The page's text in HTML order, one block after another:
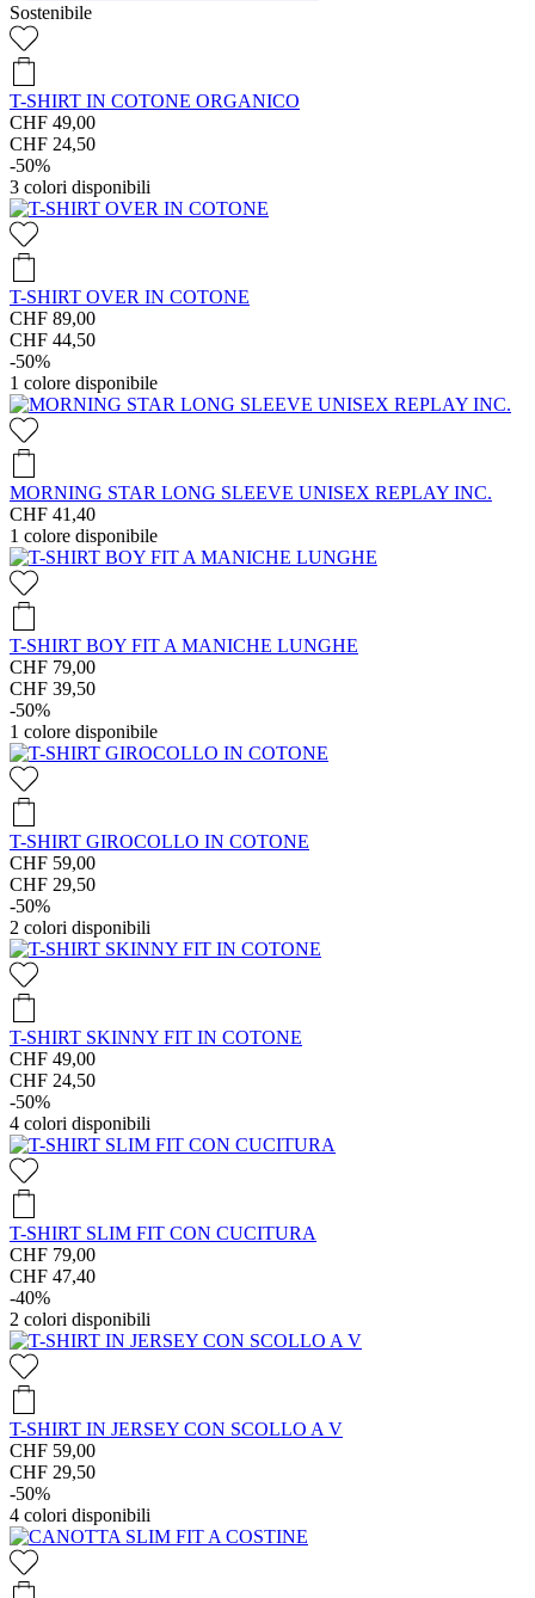
Sostenibile
T-SHIRT IN COTONE ORGANICO
CHF 49,00
CHF 24,50
-50%
3 colori disponibili
T-SHIRT OVER IN COTONE
CHF 89,00
CHF 44,50
-50%
1 colore disponibile
MORNING STAR LONG SLEEVE UNISEX REPLAY INC.
CHF 41,40
1 colore disponibile
T-SHIRT BOY FIT A MANICHE LUNGHE
CHF 79,00
CHF 39,50
-50%
1 colore disponibile
T-SHIRT GIROCOLLO IN COTONE
CHF 59,00
CHF 29,50
-50%
2 colori disponibili
T-SHIRT SKINNY FIT IN COTONE
CHF 49,00
CHF 24,50
-50%
4 colori disponibili
T-SHIRT SLIM FIT CON CUCITURA
CHF 79,00
CHF 47,40
-40%
2 colori disponibili
T-SHIRT IN JERSEY CON SCOLLO A V
CHF 59,00
CHF 29,50
-50%
4 colori disponibili